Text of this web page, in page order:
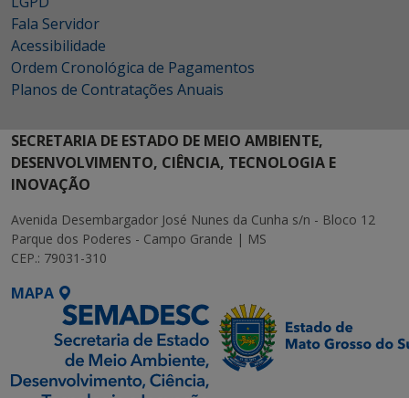
Fala Servidor
Acessibilidade
Ordem Cronológica de Pagamentos
Planos de Contratações Anuais
SECRETARIA DE ESTADO DE MEIO AMBIENTE,
DESENVOLVIMENTO, CIÊNCIA, TECNOLOGIA E
INOVAÇÃO
Avenida Desembargador José Nunes da Cunha s/n - Bloco 12
Parque dos Poderes - Campo Grande | MS
CEP.: 79031-310
MAPA